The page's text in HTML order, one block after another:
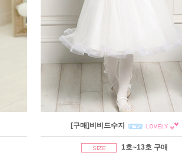
[구매]비비드수지
1호~13호 구매